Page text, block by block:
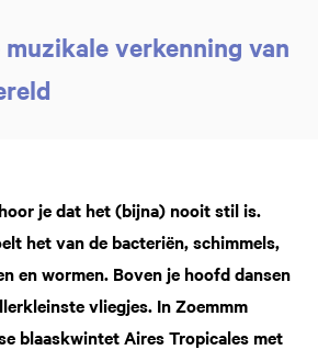
verkenning van
je dat het (bijna) nooit stil is.
het van de bacteriën, schimmels,
en wormen. Boven je hoofd dansen
vliegjes. In Zoemmm
blaaskwintet Aires Tropicales met